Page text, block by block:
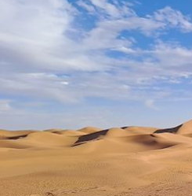
Ksar du Draa
Découverte Randonnée
Randonnée avec chameau
Budget
De 1 250 à 2 000 $CAD